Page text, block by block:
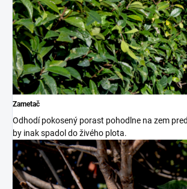
Zametač
Odhodí pokosený porast pohodlne na zem
by inak spadol do živého plota.